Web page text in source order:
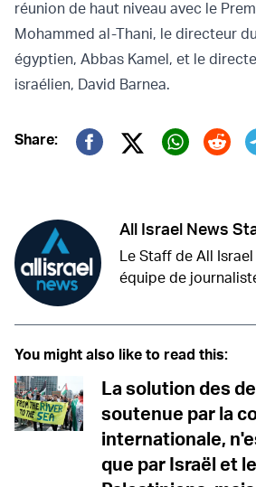
réunion de haut niveau avec le
Mohammed al-Thani, le directeur
égyptien, Abbas Kamel, et le
israélien, David Barnea.
Share:
Twitter (X)
All Israel News
Le Staff de All
équipe de
You might also like to read this:
La solution des
soutenue par la
internationale,
que par Israël et